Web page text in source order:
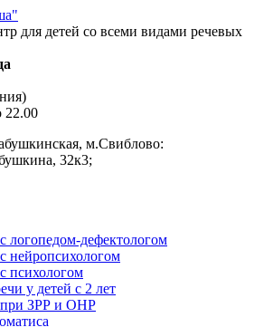
для детей со всеми видами речевых
22.00
м.Свиблово:
32к3;
логопедом-дефектологом
нейропсихологом
психологом
у детей с 2 лет
при ЗРР и ОНР